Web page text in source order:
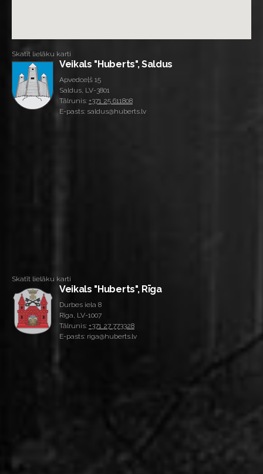
Skatīt lielāku karti
Veikals "Huberts", Saldus
Apvedceļš 15
Saldus, LV-3801
Tālrunis: +371 25 611808
E-pasts: saldus@huberts.lv
Skatīt lielāku karti
Veikals "Huberts", Rīga
Durbes iela 8
Rīga, LV-1007
Tālrunis: +371 27 773328
E-pasts: riga@huberts.lv